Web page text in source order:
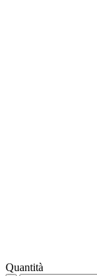
Quantità